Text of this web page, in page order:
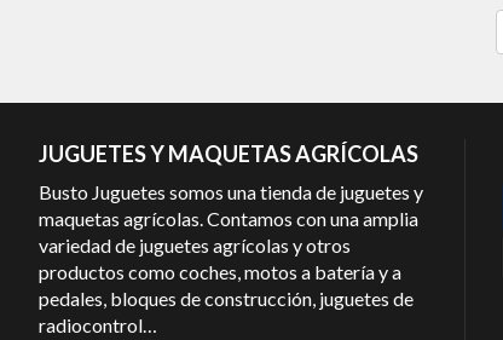
JUGUETES Y MAQUETAS AGRÍCOLAS
Busto Juguetes somos una tienda de juguetes y
maquetas agrícolas. Contamos con una amplia
variedad de juguetes agrícolas y otros
productos como coches, motos a batería y a
pedales, bloques de construcción, juguetes de
radiocontrol…